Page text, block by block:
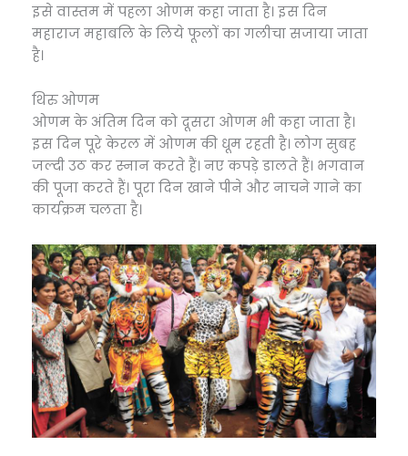
इसे वास्तम में पहला ओणम कहा जाता है। इस दिन
महाराज महाबलि के लिये फूलों का गलीचा सजाया जाता
है।
थिरु ओणम
ओणम के अंतिम दिन को दूसरा ओणम भी कहा जाता है।
इस दिन पूरे केरल में ओणम की धूम रहती है। लोग सुबह
जल्दी उठ कर स्नान करते हैं। नए कपड़े डालते हैं। भगवान
की पूजा करते हैं। पूरा दिन खाने पीने और नाचने गाने का
कार्यक्रम चलता है।